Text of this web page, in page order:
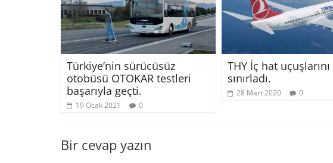
Türkiye’nin sürücüsüz
otobüsü OTOKAR testleri
başarıyla geçti.
19 Ocak 2021 0
THY İç hat uçuşlarını
sınırladı.
28 Mart 2020 0
Bir cevap yazın